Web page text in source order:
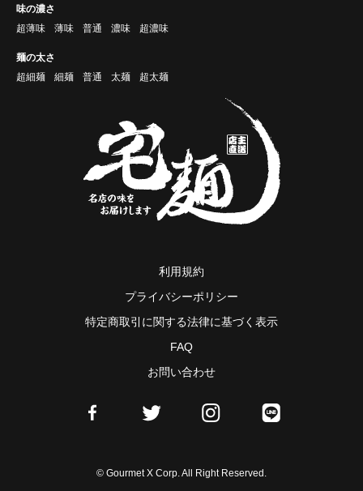
味の濃さ
超薄味
薄味 普通 濃味 超濃味
麺の太さ
超細麺
細麺 普通 太麺 超太麺
利用規約
プライバシーポリシー
特定商取引に関する法律に基づく表示
FAQ
お問い合わせ
© Gourmet X Corp. All Right Reserved.